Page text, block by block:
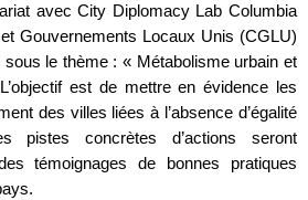
avec City Diplomacy Lab Columbia
Gouvernements Locaux Unis (CGLU)
sous le thème : « Métabolisme urbain et
est de mettre en évidence les
des villes liées à l’absence d’égalité
pistes concrètes d’actions seront
témoignages de bonnes pratiques